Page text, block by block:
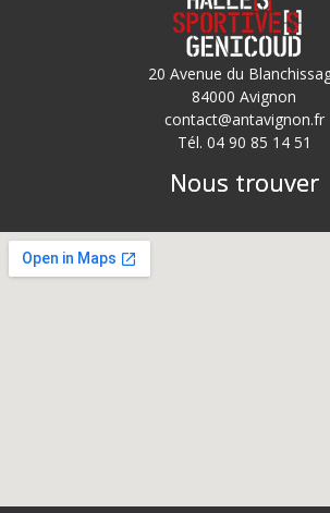
20 Avenue du
84000 Avignon
contact@antavignon.fr
Tél. 04 90 85 14 51
Nous trouver